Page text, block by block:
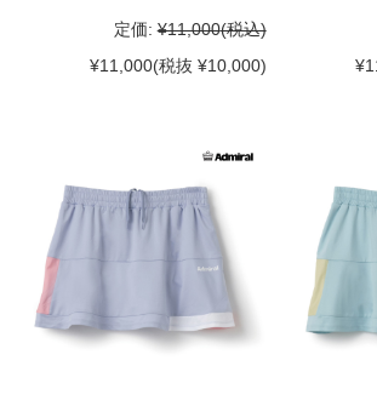
定価: ¥11,000(税込)
¥11,000(税抜 ¥10,000)